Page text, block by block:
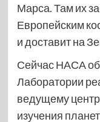
Марса. Там их
Европейским
и доставит на
Сейчас НАСА
Лаборатории
ведущему
изучения